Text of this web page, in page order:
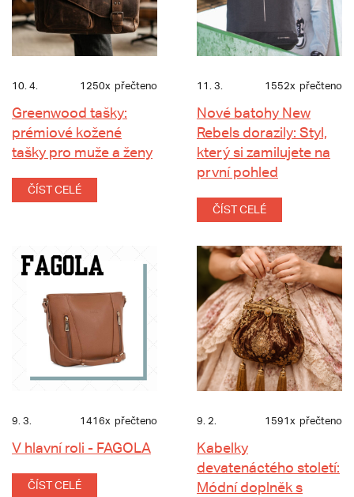
10. 4. 1250x přečteno
Greenwood tašky:
prémiové kožené
tašky pro muže a ženy
ČÍST CELÉ
11. 3. 1552x přečteno
Nové batohy New
Rebels dorazily: Styl,
který si zamilujete na
první pohled
ČÍST CELÉ
9. 3. 1416x přečteno
V hlavní roli - FAGOLA
ČÍST CELÉ
9. 2. 1591x přečteno
Kabelky
devatenáctého století:
Módní doplněk s